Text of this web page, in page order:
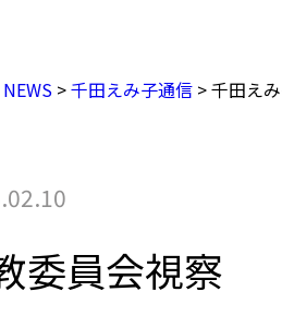
NEWS >千田えみ子通信 >千田え
委員会視察